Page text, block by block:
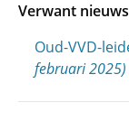
Verwant nieuws
Oud-VVD-
februari 2025)